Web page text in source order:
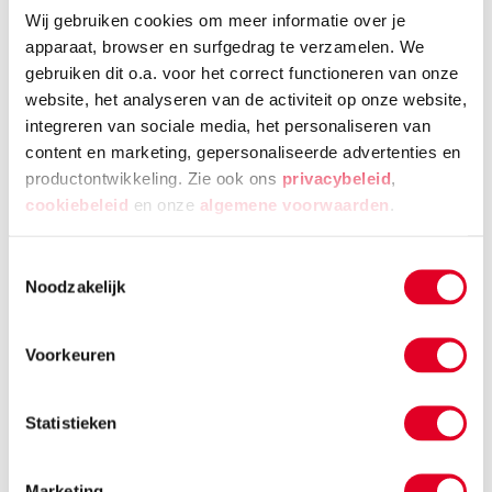
Wij gebruiken cookies om meer informatie over je
apparaat, browser en surfgedrag te verzamelen. We
gebruiken dit o.a. voor het correct functioneren van onze
website, het analyseren van de activiteit op onze website,
integreren van sociale media, het personaliseren van
content en marketing, gepersonaliseerde advertenties en
productontwikkeling. Zie ook ons privacybeleid,
cookiebeleid en onze algemene voorwaarden .
Noodzakelijk
Voorkeuren
Statistieken
Dit proces herhaalt zich, waardoor het lijkt alsof de
rozijnen dansen!
0 reacties
Reageer
Naam*